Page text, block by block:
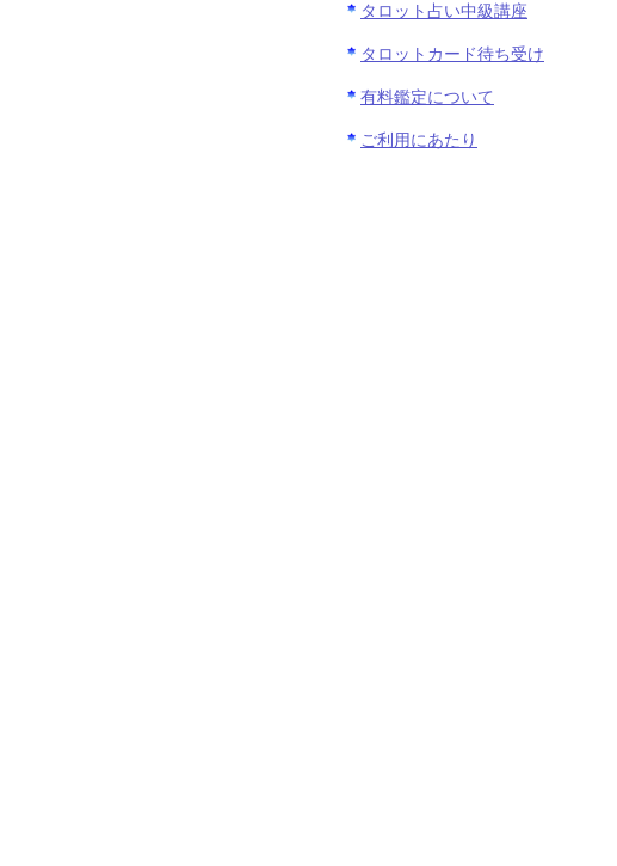
タロット占い中級講座
タロットカード待ち受け
有料鑑定について
ご利用にあたり